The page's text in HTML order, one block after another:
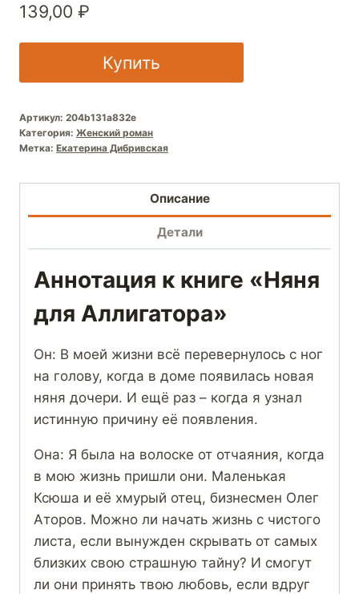
139,00 ₽
Купить
Артикул: 204b131a832e
Категория: Женский роман
Метка: Екатерина Дибривская
Описание
Детали
Аннотация к книге «Няня
для Аллигатора»
Он: В моей жизни всё перевернулось с ног
на голову, когда в доме появилась новая
няня дочери. И ещё раз – когда я узнал
истинную причину её появления.
Она: Я была на волоске от отчаяния, когда
в мою жизнь пришли они. Маленькая
Ксюша и её хмурый отец, бизнесмен Олег
Аторов. Можно ли начать жизнь с чистого
листа, если вынужден скрывать от самых
близких свою страшную тайну? И смогут
ли они принять твою любовь, если вдруг